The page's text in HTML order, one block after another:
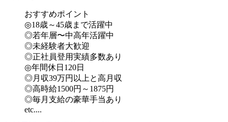
おすすめポイント
◎18歳～45歳まで活躍中
◎若年層〜中高年活躍中
◎未経験者大歓迎
◎正社員登用実績多数あり
◎年間休日120日
◎月収39万円以上と高月収
◎高時給1500円～1875円
◎毎月支給の豪華手当あり
etc....